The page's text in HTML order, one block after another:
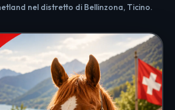
nel distretto di Bellinzona, Ticino.